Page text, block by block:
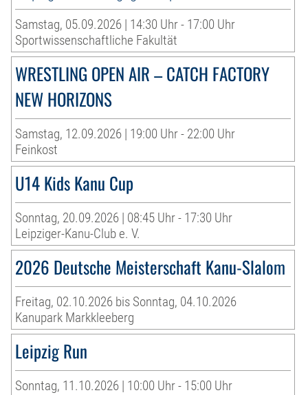
Samstag, 05.09.2026 | 14:30 Uhr - 17:00 Uhr
Sportwissenschaftliche Fakultät
WRESTLING OPEN AIR – CATCH FACTORY
NEW HORIZONS
Samstag, 12.09.2026 | 19:00 Uhr - 22:00 Uhr
Feinkost
U14 Kids Kanu Cup
Sonntag, 20.09.2026 | 08:45 Uhr - 17:30 Uhr
Leipziger-Kanu-Club e. V.
2026 Deutsche Meisterschaft Kanu-Slalom
Freitag, 02.10.2026 bis Sonntag, 04.10.2026
Kanupark Markkleeberg
Leipzig Run
Sonntag, 11.10.2026 | 10:00 Uhr - 15:00 Uhr